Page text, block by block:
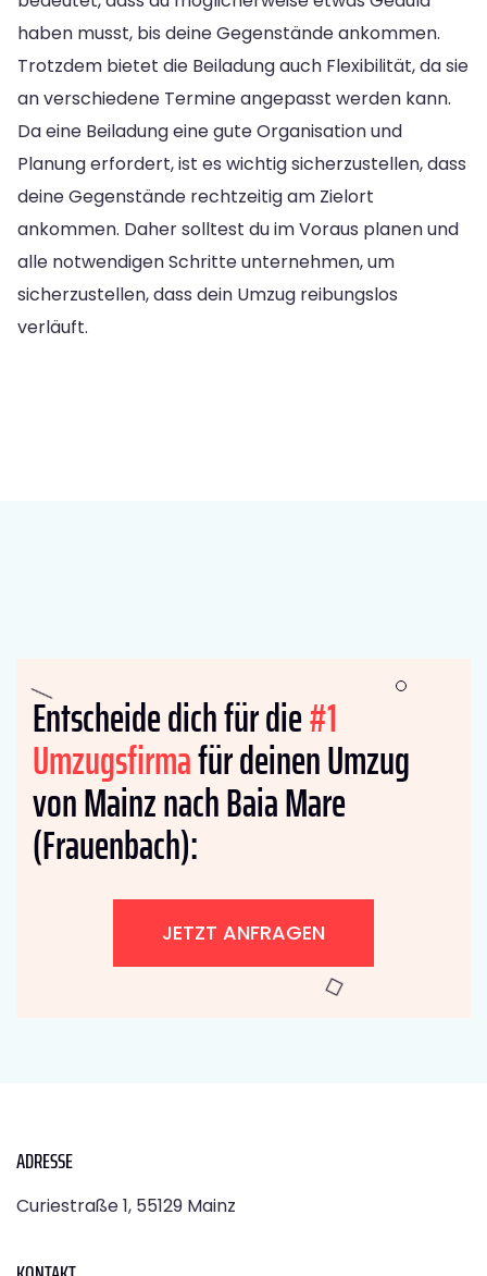
haben musst, bis deine Gegenstände ankommen.
Trotzdem bietet die Beiladung auch Flexibilität, da sie
an verschiedene Termine angepasst werden kann.
Da eine Beiladung eine gute Organisation und
Planung erfordert, ist es wichtig sicherzustellen, dass
deine Gegenstände rechtzeitig am Zielort
ankommen. Daher solltest du im Voraus planen und
alle notwendigen Schritte unternehmen, um
sicherzustellen, dass dein Umzug reibungslos
verläuft.
Entscheide dich für die#1
Umzugsfirmafür deinen Umzug
von Mainz nach Baia Mare
(Frauenbach):
JETZT ANFRAGEN
ADRESSE
Curiestraße 1, 55129 Mainz